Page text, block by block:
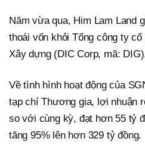
Năm vừa qua, Him Lam Land
thoái vốn khỏi Tổng công ty
Xây dựng (DIC Corp, mã:
Về tình hình hoạt động của
tạp chí Thương gia, lợi nhuận
so với cùng kỳ, đạt hơn 55 tỷ
tăng 95% lên hơn 329 tỷ đồng.